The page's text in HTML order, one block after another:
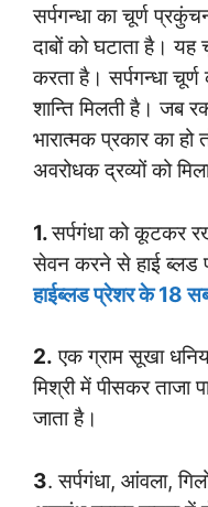
सर्पगन्धा का चूर्ण
दाबों को घटाता है। यह
करता है। सर्पगन्धा
शान्ति मिलती है। जब
भारात्मक प्रकार का हो
अवरोधक द्रव्यों को
1.सर्पगंधा को कूटकर
सेवन करने से हाई ब्लड
हाईब्लड प्रेशर के 18
2. एक ग्राम सूखा
मिश्री में पीसकर ताजा
जाता है।
3. सर्पगंधा, आंवला,